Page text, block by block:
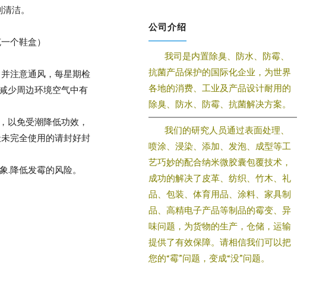
洁。
个鞋盒）
注意通风，每星期检
少周边环境空气中有
以免受潮降低功效，
完全使用的请封好封
降低发霉的风险。
公司介绍
我司是内置除臭、防水、防霉、
抗菌产品保护的国际化企业，为世界
各地的消费、工业及产品设计耐用的
除臭、防水、防霉、抗菌解决方案。
我们的研究人员通过表面处理、
喷涂、浸染、添加、发泡、成型等工
艺巧妙的配合纳米微胶囊包覆技术，
成功的解决了皮革、纺织、竹木、礼
品、包装、体育用品、涂料、家具制
品、高精电子产品等制品的霉变、异
味问题，为货物的生产，仓储，运输
提供了有效保障。请相信我们可以把
您的“霉”问题，变成“没”问题。